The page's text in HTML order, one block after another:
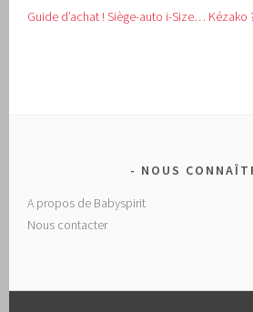
Guide d’achat !Siège-auto i-Size… Kézako
NOUS
A propos de Babyspirit
Nous contacter